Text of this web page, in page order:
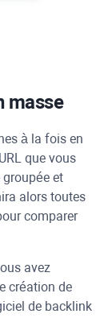
masse
à la fois en
URL que vous
et
alors toutes
comparer
avez
création de
de backlink